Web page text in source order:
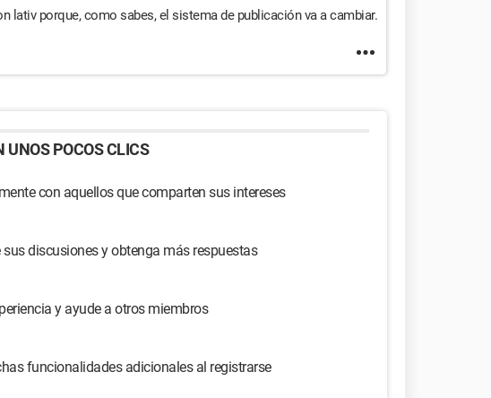
lativ porque, como sabes, el sistema de publicación va a cambiar.
UNOS POCOS CLICS
con aquellos que comparten sus intereses
discusiones y obtenga más respuestas
y ayude a otros miembros
funcionalidades adicionales al registrarse